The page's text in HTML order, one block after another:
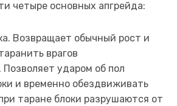
четыре основных апгрейда:
Возвращает обычный рост и
врагов
ударом об пол
и временно обездвиживать
таране блоки разрушаются от